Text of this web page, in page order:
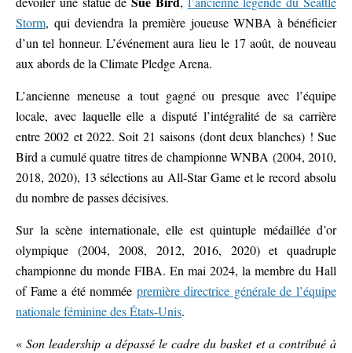
Storm, qui deviendra la première joueuse WNBA à bénéficier
d’un tel honneur. L’événement aura lieu le 17 août, de nouveau
aux abords de la Climate Pledge Arena.
L’ancienne meneuse a tout gagné ou presque avec l’équipe
locale, avec laquelle elle a disputé l’intégralité de sa carrière
entre 2002 et 2022. Soit 21 saisons (dont deux blanches) ! Sue
Bird a cumulé quatre titres de championne WNBA (2004, 2010,
2018, 2020), 13 sélections au All-Star Game et le record absolu
du nombre de passes décisives.
Sur la scène internationale, elle est quintuple médaillée d’or
olympique (2004, 2008, 2012, 2016, 2020) et quadruple
championne du monde FIBA. En mai 2024, la membre du Hall
of Fame a été nommée première directrice générale de l’équipe
nationale féminine des États-Unis.
«Son leadership a dépassé le cadre du basket et a contribué à